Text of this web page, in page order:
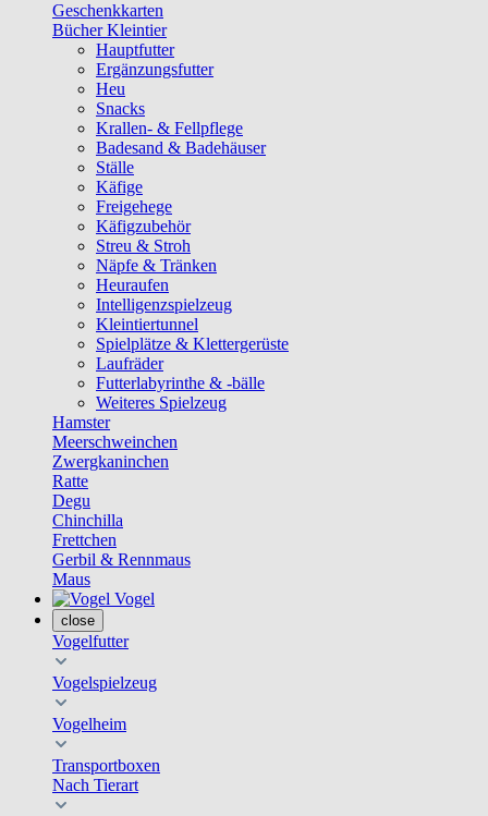
Geschenkkarten
Bücher Kleintier
Hauptfutter
Ergänzungsfutter
Heu
Snacks
Krallen- & Fellpflege
Badesand & Badehäuser
Ställe
Käfige
Freigehege
Käfigzubehör
Streu & Stroh
Näpfe & Tränken
Heuraufen
Intelligenzspielzeug
Kleintiertunnel
Spielplätze & Klettergerüste
Laufräder
Futterlabyrinthe & -bälle
Weiteres Spielzeug
Hamster
Meerschweinchen
Zwergkaninchen
Ratte
Degu
Chinchilla
Frettchen
Gerbil & Rennmaus
Maus
Vogel
close
Vogelfutter
Vogelspielzeug
Vogelheim
Transportboxen
Nach Tierart